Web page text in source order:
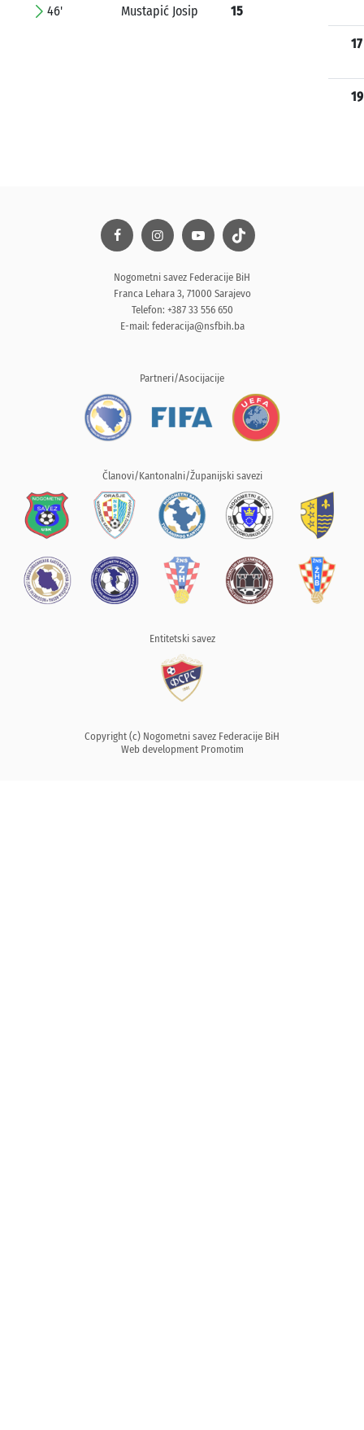
46' Mustapić Josip 15
17
19
Nogometni savez Federacije BiH
Franca Lehara 3, 71000 Sarajevo
Telefon: +387 33 556 650
E-mail: federacija@nsfbih.ba
Partneri/Asocijacije
Članovi/Kantonalni/Županijski savezi
Entitetski savez
Copyright (c) Nogometni savez Federacije BiH
Web development Promotim